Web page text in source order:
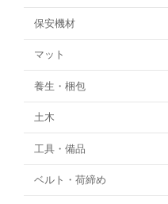
保安機材
マット
養生・梱包
土木
工具・備品
ベルト・荷締め